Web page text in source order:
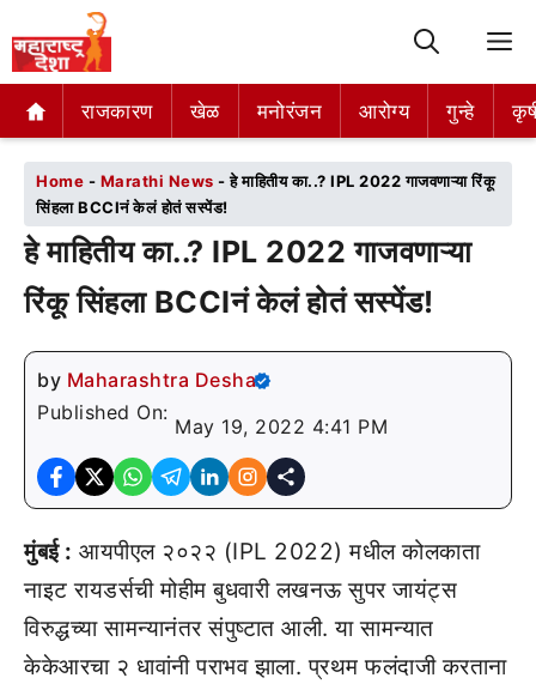
राजकारण खेळ मनोरंजन आरोग्य गुन्हे
राजकारण खेळ मनोरंजन आरोग्य गुन्हे
Home - Marathi News -हे माहितीय का..? IPL 2022 गाजवणाऱ्या रिंकू
सिंहला BCCIनं केलं होतं सस्पेंड!
हे माहितीय का..? IPL 2022 गाजवणाऱ्या
रिंकू सिंहला BCCIनं केलं होतं सस्पेंड!
by Maharashtra Desha
Published On:
May 19, 2022 4:41 PM
मुंबई : आयपीएल २०२२ (IPL 2022) मधील कोलकाता
नाइट रायडर्सची मोहीम बुधवारी लखनऊ सुपर जायंट्स
विरुद्धच्या सामन्यानंतर संपुष्टात आली. या सामन्यात
केकेआरचा २ धावांनी पराभव झाला. प्रथम फलंदाजी करताना